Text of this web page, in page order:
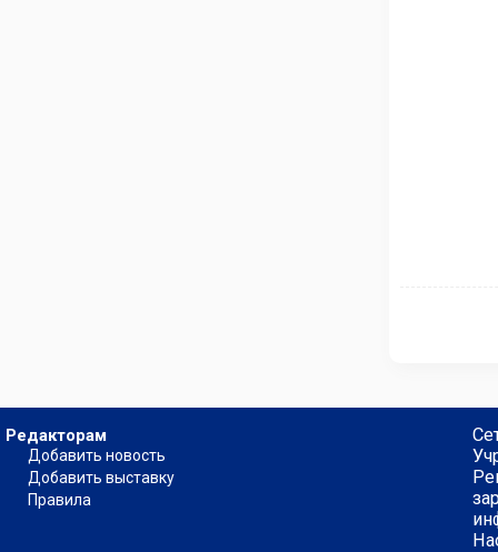
Редакторам
Добавить новость
Добавить выставку
Правила